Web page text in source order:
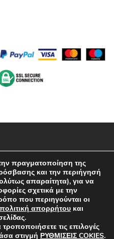
πραγματοποίηση της
και την περιήγησή
απαραίτητα), για να
σχετικά με την
που περιηγούνται οι
πολιτική απορρήτου και
τις επιλογές
στιγμή ΡΥΘΜΙΣΕΙΣ COKIES.